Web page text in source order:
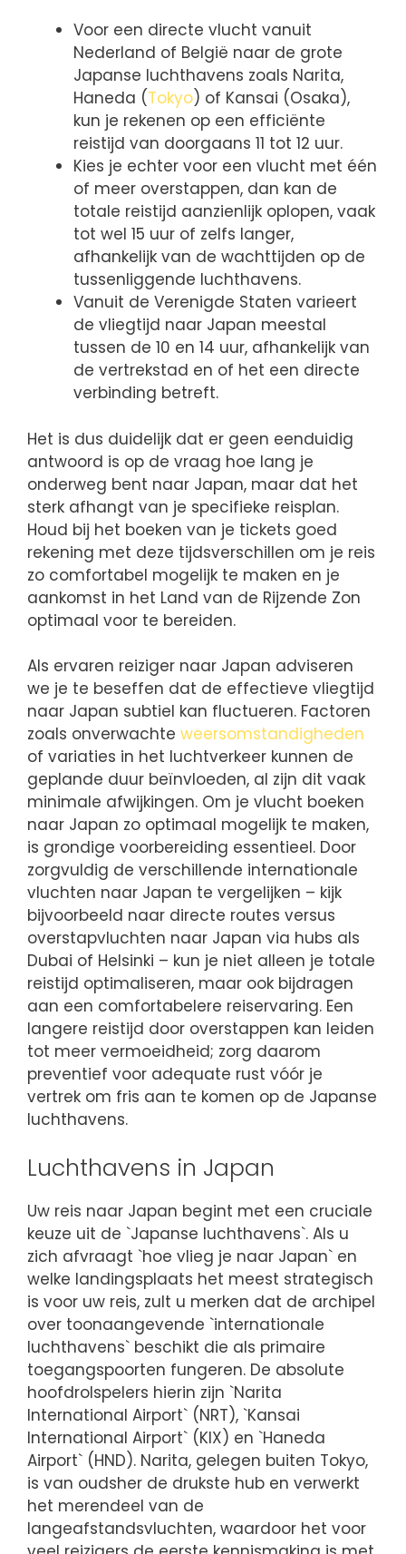
Voor een directe vlucht vanuit
Nederland of België naar de grote
Japanse luchthavens zoals Narita,
Haneda (Tokyo) of Kansai (Osaka),
kun je rekenen op een efficiënte
reistijd van doorgaans 11 tot 12 uur.
Kies je echter voor een vlucht met één
of meer overstappen, dan kan de
totale reistijd aanzienlijk oplopen, vaak
tot wel 15 uur of zelfs langer,
afhankelijk van de wachttijden op de
tussenliggende luchthavens.
Vanuit de Verenigde Staten varieert
de vliegtijd naar Japan meestal
tussen de 10 en 14 uur, afhankelijk van
de vertrekstad en of het een directe
verbinding betreft.
Het is dus duidelijk dat er geen eenduidig
antwoord is op de vraag hoe lang je
onderweg bent naar Japan, maar dat het
sterk afhangt van je specifieke reisplan.
Houd bij het boeken van je tickets goed
rekening met deze tijdsverschillen om je reis
zo comfortabel mogelijk te maken en je
aankomst in het Land van de Rijzende Zon
optimaal voor te bereiden.
Als ervaren reiziger naar Japan adviseren
we je te beseffen dat de effectieve vliegtijd
naar Japan subtiel kan fluctueren. Factoren
zoals onverwachte weersomstandigheden
of variaties in het luchtverkeer kunnen de
geplande duur beïnvloeden, al zijn dit vaak
minimale afwijkingen. Om je vlucht boeken
naar Japan zo optimaal mogelijk te maken,
is grondige voorbereiding essentieel. Door
zorgvuldig de verschillende internationale
vluchten naar Japan te vergelijken – kijk
bijvoorbeeld naar directe routes versus
overstapvluchten naar Japan via hubs als
Dubai of Helsinki – kun je niet alleen je totale
reistijd optimaliseren, maar ook bijdragen
aan een comfortabelere reiservaring. Een
langere reistijd door overstappen kan leiden
tot meer vermoeidheid; zorg daarom
preventief voor adequate rust vóór je
vertrek om fris aan te komen op de Japanse
luchthavens.
Luchthavens in Japan
Uw reis naar Japan begint met een cruciale
keuze uit de `Japanse luchthavens`. Als u
zich afvraagt `hoe vlieg je naar Japan` en
welke landingsplaats het meest strategisch
is voor uw reis, zult u merken dat de archipel
over toonaangevende `internationale
luchthavens` beschikt die als primaire
toegangspoorten fungeren. De absolute
hoofdrolspelers hierin zijn `Narita
International Airport` (NRT), `Kansai
International Airport` (KIX) en `Haneda
Airport` (HND). Narita, gelegen buiten Tokyo,
is van oudsher de drukste hub en verwerkt
het merendeel van de
langeafstandsvluchten, waardoor het voor